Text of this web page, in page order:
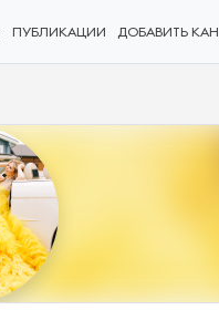
ПУБЛИКАЦИИ ДОБАВИТЬ